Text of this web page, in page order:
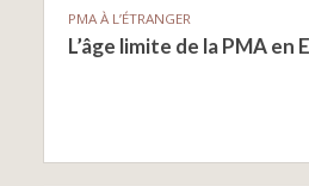
PMA À L’ÉTRANGER
L’âge limite de la PMA en